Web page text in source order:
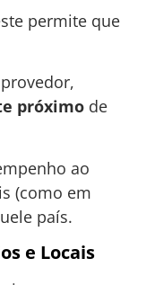
permite que
próximo de
ao
(como em
país.
e Locais